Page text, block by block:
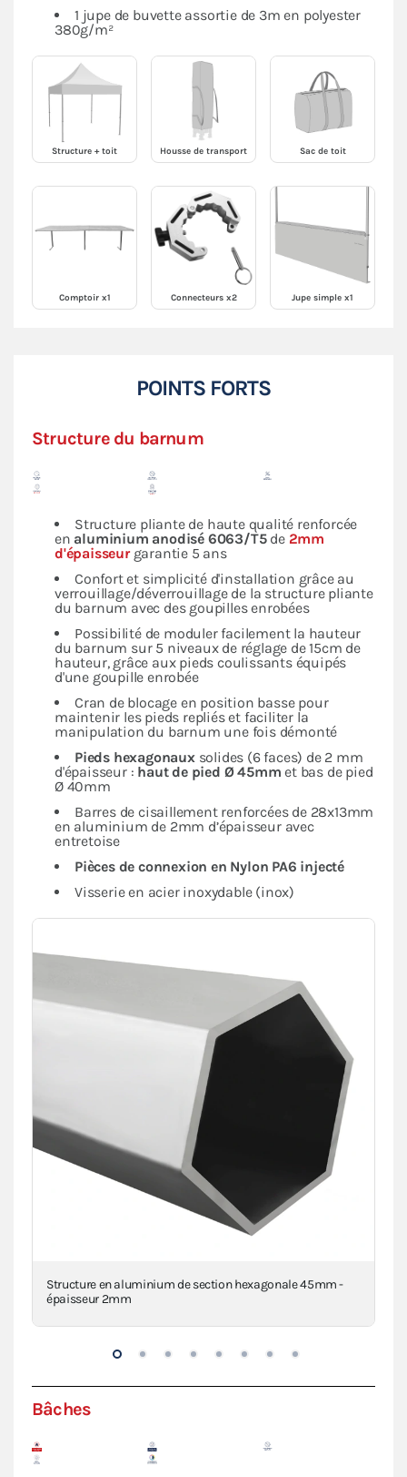
1 jupe de buvette assortie de 3m en polyester
380g/m²
Structure + toit Housse de transport Sac de toit
Comptoir x1 Connecteurs x2 Jupe simple x1
POINTS FORTS
Structure du barnum
Structure pliante de haute qualité renforcée
en aluminium anodisé 6063/T5de 2mm
d'épaisseurgarantie 5 ans
Confort et simplicité d'installation grâce au
verrouillage/déverrouillage de la structure pliante
du barnum avec des goupilles enrobées
Possibilité de moduler facilement la hauteur
du barnum sur 5 niveaux de réglage de 15cm de
hauteur, grâce aux pieds coulissants équipés
d'une goupille enrobée
Cran de blocage en position basse pour
maintenir les pieds repliés et faciliter la
manipulation du barnum une fois démonté
Pieds hexagonauxsolides (6 faces) de 2 mm
d'épaisseur : haut de pied Ø 45mm et bas de pied
Ø 40mm
Barres de cisaillement renforcées de 28x13mm
en aluminium de 2mm d’épaisseur avec
entretoise
Pièces de connexion en Nylon PA6 injecté
Visserie en acier inoxydable (inox)
Structure en aluminium de section hexagonale 45mm -
épaisseur 2mm
Bâches